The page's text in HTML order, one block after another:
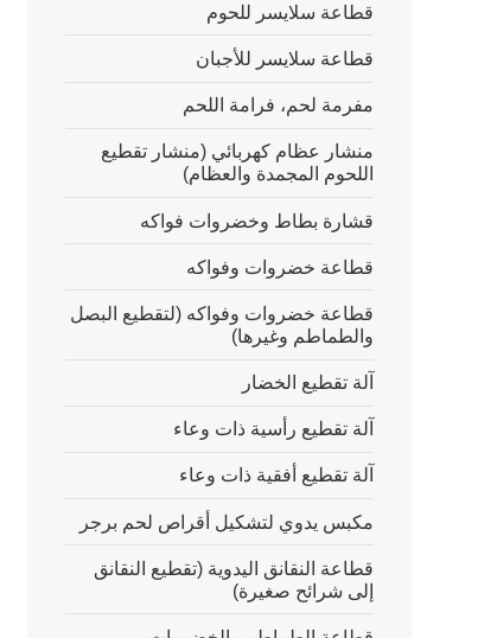
قطاعة سلايسر للحوم
قطاعة سلايسر للأجبان
مفرمة لحم، فرامة اللحم
منشار عظام كهربائي (منشار تقطيع
اللحوم المجمدة والعظام)
قشارة بطاط وخضروات فواكه
قطاعة خضروات وفواكه
قطاعة خضروات وفواكه (لتقطيع البصل
والطماطم وغيرها)
آلة تقطيع الخضار
آلة تقطيع رأسية ذات وعاء
آلة تقطيع أفقية ذات وعاء
مكبس يدوي لتشكيل أقراص لحم برجر
قطاعة النقانق اليدوية (تقطيع النقانق
إلى شرائح صغيرة)